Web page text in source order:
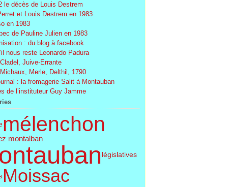
le décès de Louis Destrem
et Louis Destrem en 1983
en 1983
de Pauline Julien en 1983
: du blog à facebook
nous reste Leonardo Padura
Juive-Errante
Merle, Delthil, 1790
: la fromagerie Salit à Montauban
de l’instituteur Guy Jamme
mélenchon
montalban
législatives
Moissac